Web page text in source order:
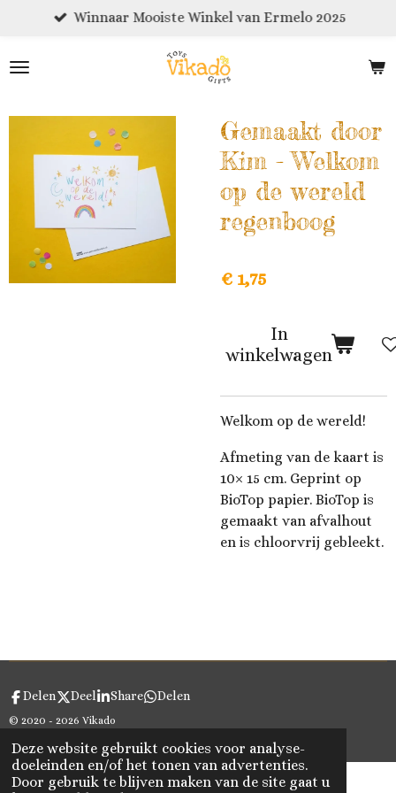
Deze website gebruikt cookies voor analyse-
doeleinden en/of het tonen van advertenties.
Door gebruik te blijven maken van de site gaat u
naar
Winnaar Mooiste Winkel van Ermelo 2025
Gemaakt door
Kim - Welkom
op de wereld
regenboog
€ 1,75
In
winkelwagen
Welkom op de wereld!
Afmeting van de kaart is
10× 15 cm. Geprint op
BioTop papier. BioTop is
gemaakt van afvalhout
en is chloorvrij gebleekt.
Delen Deel Share Delen
© 2020 - 2026 Vikado